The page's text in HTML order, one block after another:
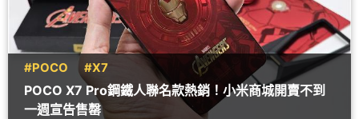
#POCO #X7
POCO X7 Pro鋼鐵人聯名款熱銷！小米商城開賣不到
一週宣告售罄